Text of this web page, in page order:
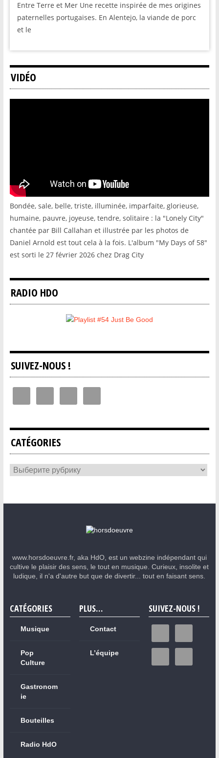
Entre Terre et Mer Une recette inspirée de mes origines
paternelles portugaises. En Alentejo, la viande de porc
et le
VIDÉO
Bondée, sale, belle, triste, illuminée, imparfaite, glorieuse,
humaine, pauvre, joyeuse, tendre, solitaire : la "Lonely City"
chantée par Bill Callahan et illustrée par les photos de
Daniel Arnold est tout cela à la fois. L'album "My Days of 58"
est sorti le 27 février 2026 chez Drag City
RADIO HDO
SUIVEZ-NOUS !
CATÉGORIES
www.horsdoeuvre.fr, aka HdO, est un webzine indépendant qui
cultive le plaisir des sens, le tout en musique. Curieux, insolite et
ludique, il n'a d'autre but que de divertir... tout en faisant sens.
CATÉGORIES
Musique
Pop
Culture
Gastronom
ie
Bouteilles
Radio HdO
PLUS…
Contact
L’équipe
SUIVEZ-NOUS !